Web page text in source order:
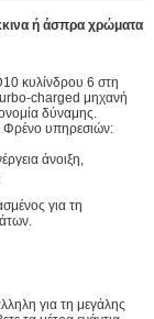
ή άσπρα χρώματα
κυλίνδρου 6 στη
charged μηχανή
δύναμης.
Φρένο υπηρεσιών:
άνοιξη,
για τη
για τη μεγάλης